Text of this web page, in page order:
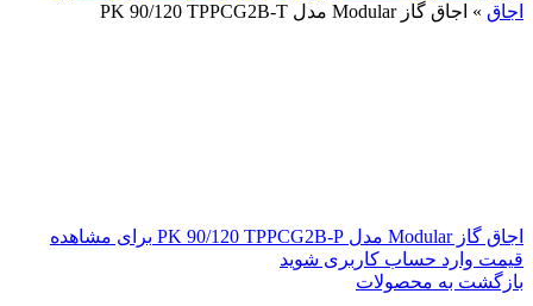
اجاق » اجاق گاز Modular مدل PK 90/120 TPPCG2B-T
اجاق گاز Modular مدل PK 90/120 TPPCG2B-P
برای مشاهده
قیمت وارد حساب کاربری شوید
بازگشت به محصولات